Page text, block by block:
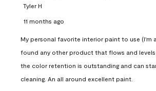
Tyler H
11 months ago
My personal favorite interior paint to use (I'm
found any other product that flows and levels
the color retention is outstanding and can
cleaning. An all around excellent paint.